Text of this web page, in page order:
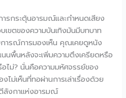
รกระตุ้นอารมณ์และกำหนดเสียง
เขตของความบันเทิงมันมีบทบาท
การณ์การมองเห็น คุณเคยดูหนัง
นพื้นหลังจะเพิ่มความตึงเครียดหรือ
ไม่? นั่นคือความมหัศจรรย์ของ
ไม่เห็นที่ทอผ่านการเล่าเรื่องด้วย
ลังกาแห่งอารมณ์